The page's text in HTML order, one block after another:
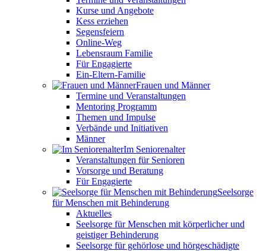
Kurse und Angebote
Kess erziehen
Segensfeiern
Online-Weg
Lebensraum Familie
Für Engagierte
Ein-Eltern-Familie
Frauen und Männer
Termine und Veranstaltungen
Mentoring Programm
Themen und Impulse
Verbände und Initiativen
Männer
Im Seniorenalter
Veranstaltungen für Senioren
Vorsorge und Beratung
Für Engagierte
Seelsorge
für Menschen mit Behinderung
Aktuelles
Seelsorge für Menschen mit körperlicher und
geistiger Behinderung
Seelsorge für gehörlose und hörgeschädigte